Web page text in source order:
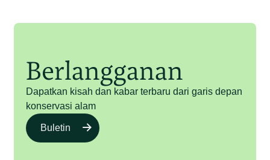
Berlangganan
Dapatkan kisah dan kabar terbaru dari garis depan
konservasi alam
Buletin